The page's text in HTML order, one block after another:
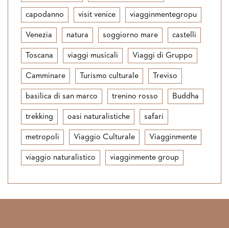
capodanno visit venice viagginmentegropu
Venezia natura soggiorno mare castelli
Toscana viaggi musicali Viaggi di Gruppo
Camminare Turismo culturale Treviso
basilica di san marco trenino rosso Buddha
trekking oasi naturalistiche safari
metropoli Viaggio Culturale Viagginmente
viaggio naturalistico viagginmente group